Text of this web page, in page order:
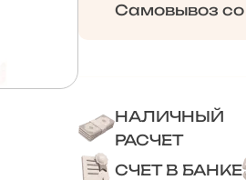
Самовывоз
НАЛИЧНЫЙ
РАСЧЕТ
СЧЕТ В БАНКЕ